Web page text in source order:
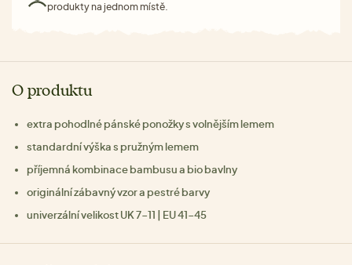
produkty na jednom místě.
O produktu
extra pohodlné pánské ponožky s volnějším lemem
standardní výška s pružným lemem
příjemná kombinace bambusu a bio bavlny
originální zábavný vzor a pestré barvy
univerzální velikost UK 7-11 | EU 41-45